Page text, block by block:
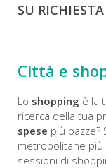
SU RICHIESTA
Città e
Lo shopping è la
ricerca della tua
spese più pazze?
metropolitane
sessioni di